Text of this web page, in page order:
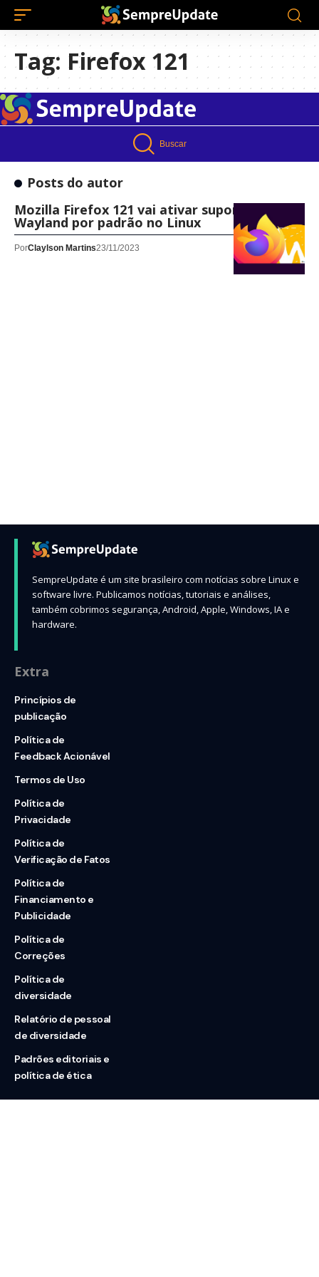
Tag: Firefox 121
Buscar
Posts do autor
Mozilla Firefox 121 vai ativar suporte
Wayland por padrão no Linux
PorClaylson Martins23/11/2023
SempreUpdate é um site brasileiro com notícias sobre Linux e
software livre. Publicamos notícias, tutoriais e análises,
também cobrimos segurança, Android, Apple, Windows, IA e
hardware.
Extra
Princípios de
publicação
Política de
Feedback Acionável
Termos de Uso
Política de
Privacidade
Política de
Verificação de Fatos
Política de
Financiamento e
Publicidade
Política de
Correções
Política de
diversidade
Relatório de pessoal
de diversidade
Padrões editoriais e
política de ética